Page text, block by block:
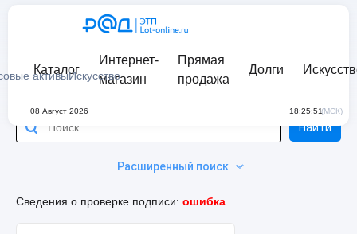
активыИскусство
Каталог
Интернет-
магазин
Прямая
продажа
Долги
08 Август 2026 18:25:51(МСК)
Расширенный поиск
Найти
Сведения о проверке подписи: ошибка